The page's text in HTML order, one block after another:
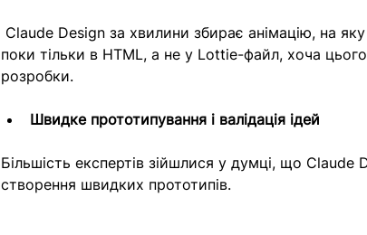
Claude Design за хвилини збирає анімацію, на
поки тільки в HTML, а не у Lottie-файл, хоча
розробки.
Швидке прототипування і валідація ідей
Більшість експертів зійшлися у думці, що
створення швидких прототипів.